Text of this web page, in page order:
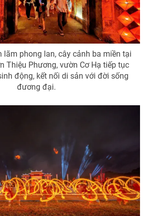
lãm phong lan, cây cảnh ba miền tại
Thiệu Phương, vườn Cơ Hạ tiếp tục
động, kết nối di sản với đời sống
đương đại.